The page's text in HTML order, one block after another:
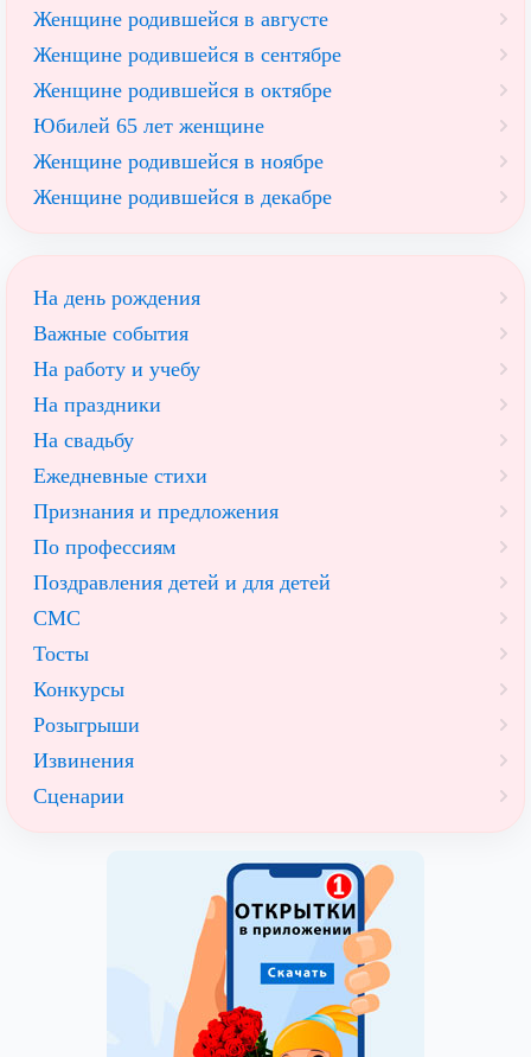
Женщине родившейся в августе
Женщине родившейся в сентябре
Женщине родившейся в октябре
Юбилей 65 лет женщине
Женщине родившейся в ноябре
Женщине родившейся в декабре
На день рождения
Важные события
На работу и учебу
На праздники
На свадьбу
Ежедневные стихи
Признания и предложения
По профессиям
Поздравления детей и для детей
СМС
Тосты
Конкурсы
Розыгрыши
Извинения
Сценарии